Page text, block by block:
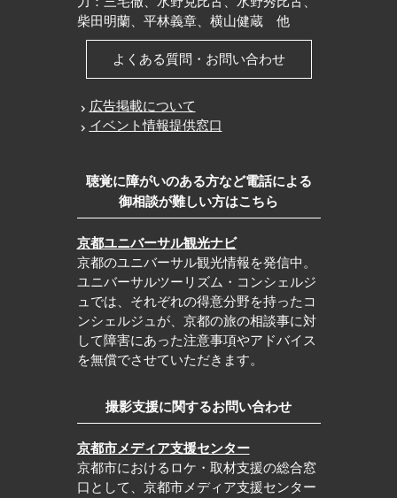
柴田明蘭、平林義章、横山健蔵 他
よくある質問・お問い合わせ
広告掲載について
イベント情報提供窓口
聴覚に障がいのある方など電話による
御相談が難しい方はこちら
京都ユニバーサル観光ナビ
京都のユニバーサル観光情報を発信中。
ユニバーサルツーリズム・コンシェルジ
ュでは、それぞれの得意分野を持ったコ
ンシェルジュが、京都の旅の相談事に対
して障害にあった注意事項やアドバイス
を無償でさせていただきます。
撮影支援に関するお問い合わせ
京都市メディア支援センター
京都市におけるロケ・取材支援の総合窓
口として、京都市メディア支援センター